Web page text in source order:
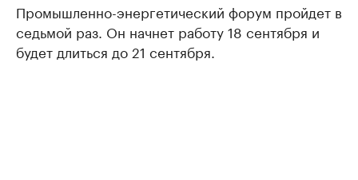
Промышленно-энергетический форум пройдет в
седьмой раз. Он начнет работу 18 сентября и
будет длиться до 21 сентября.